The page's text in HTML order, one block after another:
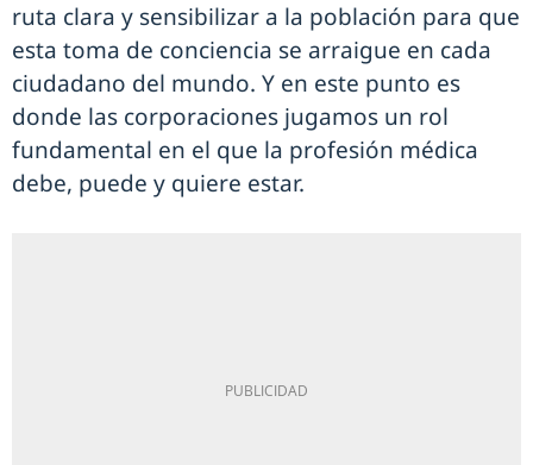
ruta clara y sensibilizar a la población para que
esta toma de conciencia se arraigue en cada
ciudadano del mundo. Y en este punto es
donde las corporaciones jugamos un rol
fundamental en el que la profesión médica
debe, puede y quiere estar.